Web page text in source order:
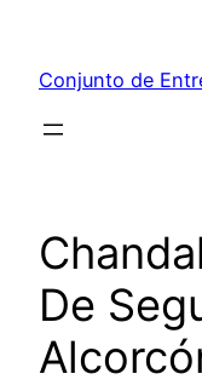
contenido
Conjunto de
De